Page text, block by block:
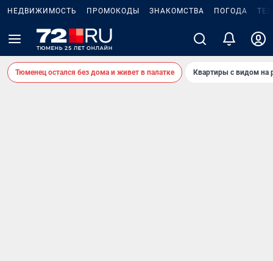
НЕДВИЖИМОСТЬ ПРОМОКОДЫ ЗНАКОМСТВА ПОГОДА
Тюменец остался без дома и живет в палатке Квартиры с видом на